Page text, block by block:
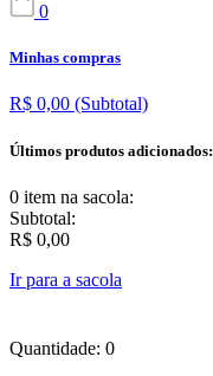
0
Minhas compras
R$ 0,00 (Subtotal)
Últimos produtos adicionados:
0 item na sacola:
Subtotal:
R$ 0,00
Ir para a sacola
Quantidade: 0